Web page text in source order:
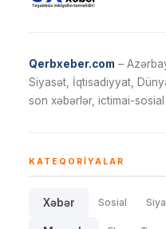
Qerbxeber.com –
Siyasət, İqtisadiyyat,
son xəbərlər, ictimai-
KATEQORIYALAR
Xəbər Sosial